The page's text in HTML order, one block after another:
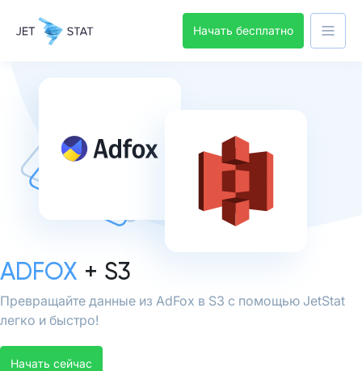
Начать бесплатно
ADFOX + S3
Превращайте данные из AdFox в S3 с помощью JetStat
легко и быстро!
Начать сейчас